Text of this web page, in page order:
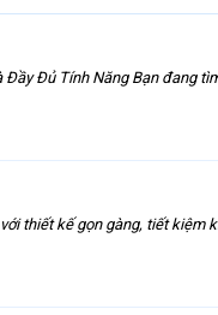
Đầy Đủ Tính Năng Bạn đang
thiết kế gọn gàng, tiết kiệm